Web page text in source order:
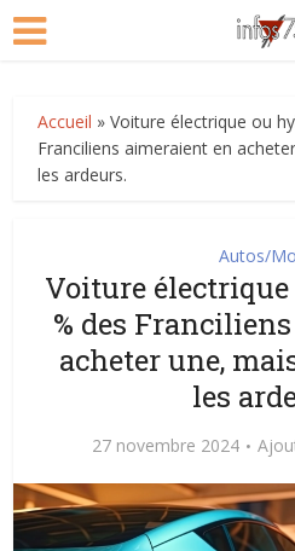
Accueil »Voiture électrique ou
Franciliens aimeraient en
les ardeurs.
Autos/
Voiture
% des
acheter une,
les
27 novembre 2024